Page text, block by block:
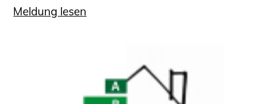
Informationen für Schülerinnen,
START.ING. Das Studierenden Praxis-
Wissenswertes für Studierende
Meldung lesen